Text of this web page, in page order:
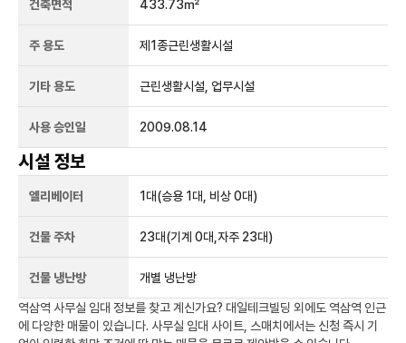
건축면적 433.73㎡
주 용도 제1종근린생활시설
기타 용도 근린생활시설, 업무시설
사용 승인일 2009.08.14
시설 정보
엘리베이터 1 대(승용 1대, 비상 0대)
건물 주차 23대(기계 0대,자주 23대)
건물 냉난방 개별 냉난방
역삼역 사무실 임대 정보를 찾고 계신가요? 대일테크빌딩 외에도 역삼역 인근
에 다양한 매물이 있습니다. 사무실 임대 사이트, 스매치에서는 신청 즉시 기